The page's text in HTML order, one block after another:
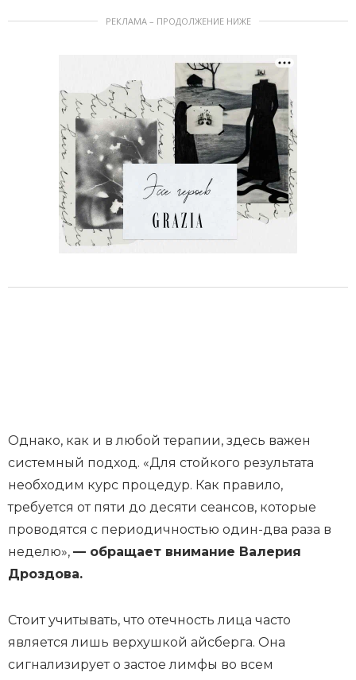
РЕКЛАМА – ПРОДОЛЖЕНИЕ НИЖЕ
Однако, как и в любой терапии, здесь важен
системный подход. «Для стойкого результата
необходим курс процедур. Как правило,
требуется от пяти до десяти сеансов, которые
проводятся с периодичностью один-два раза в
неделю», — обращает внимание Валерия
Дроздова.
Стоит учитывать, что отечность лица часто
является лишь верхушкой айсберга. Она
сигнализирует о застое лимфы во всем